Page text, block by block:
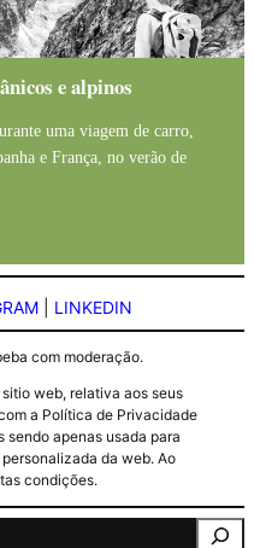
e alpinos
uma viagem de carro,
e França, no verão de
LINKEDIN
com moderação.
web, relativa aos seus
a Política de Privacidade
sendo apenas usada para
da web. Ao
condições.